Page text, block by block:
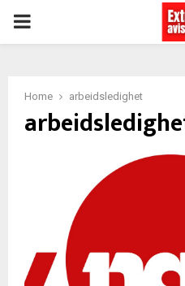
PRIMARY
Home arbeidsledighet